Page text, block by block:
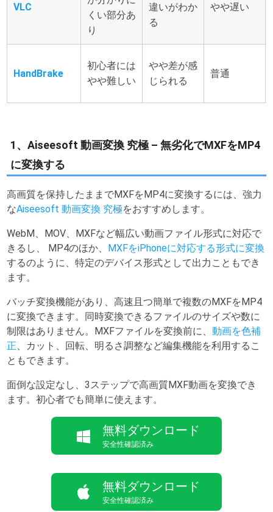
VLC
くい部分あ
り
違いがわか
る
やや遅い
HandBrake
初心者には
やや難しい
やや差が感
じられる
普通
1、Aiseesoft 動画変換 究極 – 無劣化でMXFをMP4
に変換する
高画質を保持したままでMXFをMP4に変換するには、強力
なAiseesoft 動画変換 究極をおすすめします。
WebM、MOV、MXFなど幅広い動画ファイル形式に対応で
きるし、 MP4のほか、 MXFをiPhoneに対応する形式に変換
するのように、特定のデバイス形式として出力こともでき
ます。
バッチ変換機能があり、高速且つ簡単で複数のMXFをMP4
に変換できます。同時変換できるファイルのサイズや数に
制限はありません。MXFファイルを変換前に、動画を色補
正 、カット、回転、明るさ調整など編集機能を利用するこ
ともできます。
面倒な設定なし、3ステップで高画質MXF動画を変換でき
ます。初心者でも簡単に使えます。
無料ダウンロード
安全性確認済み
無料ダウンロード
安全性確認済み